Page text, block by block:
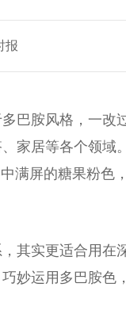
报
巴胺风格，一改
家居等各个领
满屏的糖果粉色
其实更适合用在
妙运用多巴胺